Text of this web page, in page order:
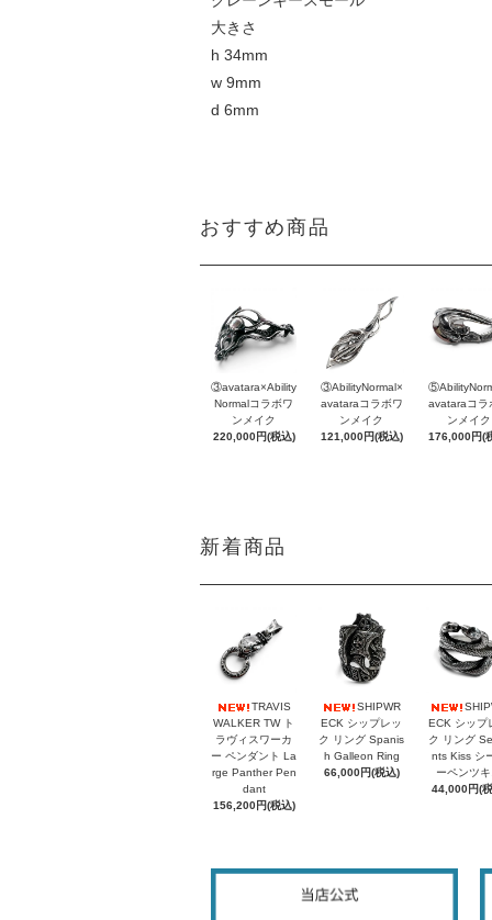
大きさ
h 34mm
w 9mm
d 6mm
おすすめ商品
③avatara×Ability
Normalコラボワ
ンメイク
220,000円(税込)
③AbilityNormal×
avataraコラボワ
ンメイク
121,000円(税込)
avataraコラ
ンメイク
176,000円(
新着商品
TRAVIS
WALKER TW ト
ラヴィスワーカ
ー ペンダント La
rge Panther Pen
dant
156,200円(税込)
SHIPWR
ECK シップレッ
ク リング Spanis
h Galleon Ring
66,000円(税込)
ECK シップ
ク リング
nts Kiss シ
ーペンツ
44,000円(